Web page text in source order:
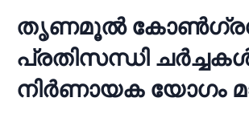
തൃണമൂൽ
പ്രതിസന്ധി
നിർണായക യോഗം